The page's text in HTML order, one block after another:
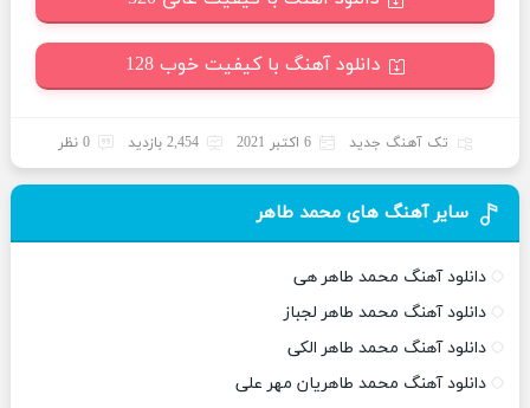
دانلود آهنگ با کیفیت خوب 128
تک آهنگ جدید 6 اکتبر 2021 2,454 بازدید 0 نظر
سایر آهنگ های محمد طاهر
دانلود آهنگ محمد طاهر هی
دانلود آهنگ محمد طاهر لجباز
دانلود آهنگ محمد طاهر الکی
دانلود آهنگ محمد طاهریان مهر علی